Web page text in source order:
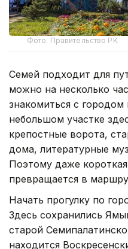
Фото: Правительство РК
Семей подходит для
можно на несколько
знакомиться с
небольшом участке
крепостные ворота,
дома, литературные
Поэтому даже
превращается в
Начать прогулку по
Здесь сохранились
старой
находится